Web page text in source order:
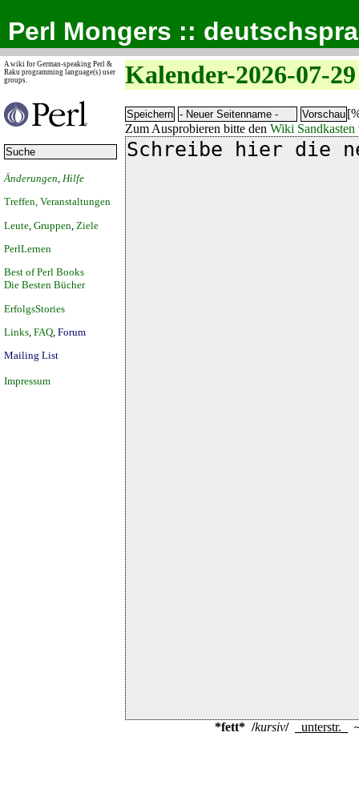
Perl Mongers ::
A wiki for German-speaking Perl &
Raku programming language(s) user
groups.
Änderungen Hilfe
Treffen, Veranstaltungen
Leute Gruppen Ziele
PerlLernen
Best of Perl Books
Die Besten Bücher
ErfolgsStories
Links FAQ Forum
Mailing List
Impressum
Kalender-2026-07-29
Zum Ausprobieren bitte den Wiki Sandkasten
*fett* /kursiv/ unterstr. ~